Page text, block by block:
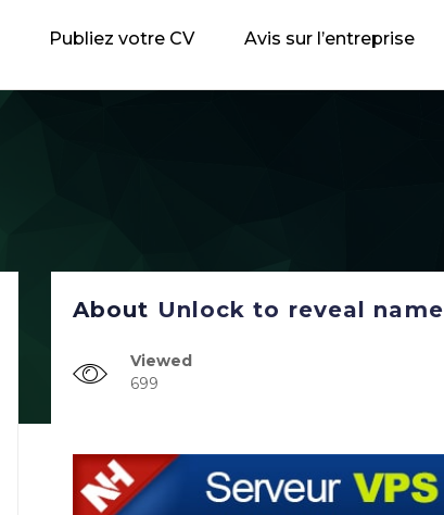
Publiez votre CV Avis sur l’entreprise
About Unlock to reveal name
Viewed
699